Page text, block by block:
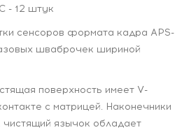
- 12 штук
сенсоров формата кадра APS-
шваброчек шириной
поверхность имеет V-
с матрицей. Наконечники
язычок обладает